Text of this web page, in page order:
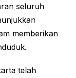
seluruh
memberikan
telah